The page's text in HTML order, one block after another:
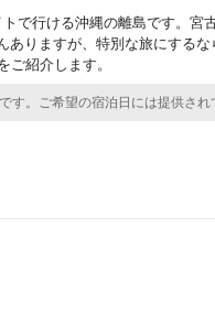
で行ける沖縄の離島です。宮
りますが、特別な旅にする
紹介します。